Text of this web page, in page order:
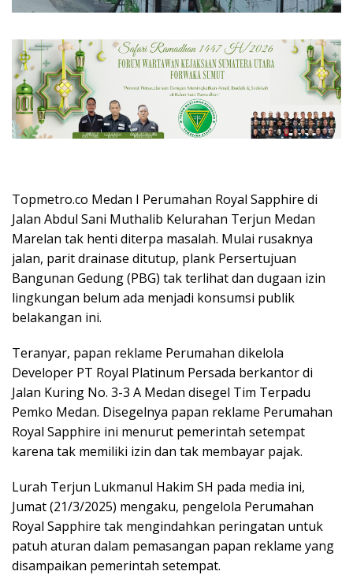
Topmetro.co Medan I Perumahan Royal Sapphire di
Jalan Abdul Sani Muthalib Kelurahan Terjun Medan
Marelan tak henti diterpa masalah. Mulai rusaknya
jalan, parit drainase ditutup, plank Persertujuan
Bangunan Gedung (PBG) tak terlihat dan dugaan izin
lingkungan belum ada menjadi konsumsi publik
belakangan ini.
Teranyar, papan reklame Perumahan dikelola
Developer PT Royal Platinum Persada berkantor di
Jalan Kuring No. 3-3 A Medan disegel Tim Terpadu
Pemko Medan. Disegelnya papan reklame Perumahan
Royal Sapphire ini menurut pemerintah setempat
karena tak memiliki izin dan tak membayar pajak.
Lurah Terjun Lukmanul Hakim SH pada media ini,
Jumat (21/3/2025) mengaku, pengelola Perumahan
Royal Sapphire tak mengindahkan peringatan untuk
patuh aturan dalam pemasangan papan reklame yang
disampaikan pemerintah setempat.